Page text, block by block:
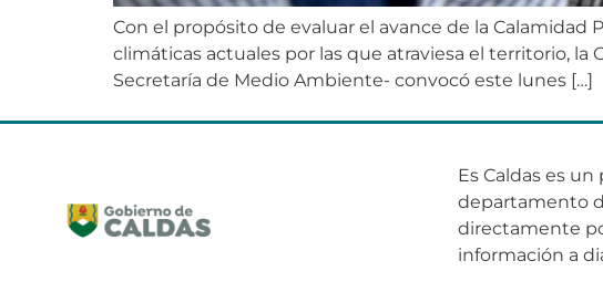
Con el propósito de evaluar el avance de la
climáticas actuales por las que atraviesa el territorio, la
Secretaría de Medio Ambiente- convocó este lunes […]
Es Caldas es
departamento
directamente
información a